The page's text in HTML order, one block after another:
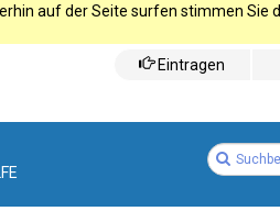
auf der Seite surfen stimmen Sie
Eintragen